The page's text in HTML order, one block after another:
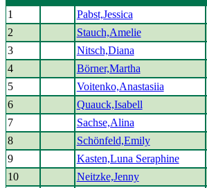
1
Pabst,Jessica
2
Stauch,Amelie
3
Nitsch,Diana
4
Börner,Martha
5
Voitenko,Anastasiia
6
Quauck,Isabell
7
Sachse,Alina
8
Schönfeld,Emily
9
Kasten,Luna Seraphine
10
Neitzke,Jenny